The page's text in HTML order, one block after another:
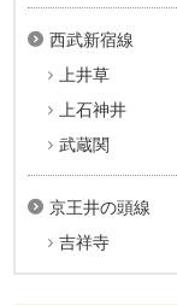
西武新宿線
上井草
上石神井
武蔵関
京王井の頭線
吉祥寺